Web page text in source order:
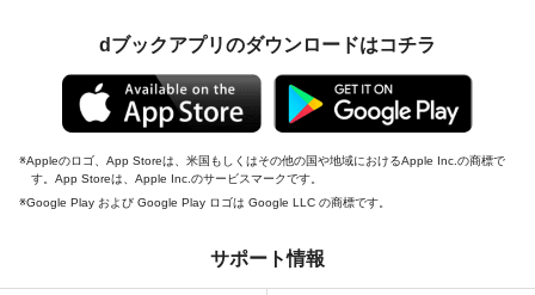
dブックアプリのダウンロードはコチラ
Appleのロゴ、App Storeは、米国もしくはその他の国や地域におけるApple Inc.の商標で
す。App Storeは、Apple Inc.のサービスマークです。
Google Play および Google Play ロゴは Google LLC の商標です。
サポート情報